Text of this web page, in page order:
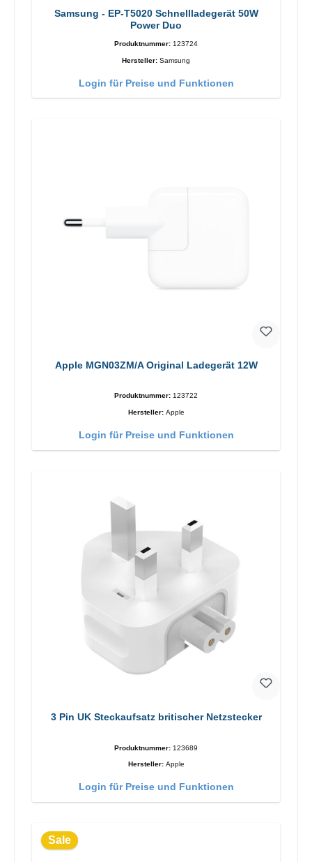
Samsung - EP-T5020 Schnellladegerät 50W
Power Duo
Produktnummer: 123724
Hersteller: Samsung
Login für Preise und Funktionen
Apple MGN03ZM/A Original Ladegerät 12W
Produktnummer: 123722
Hersteller: Apple
Login für Preise und Funktionen
3 Pin UK Steckaufsatz britischer Netzstecker
Produktnummer: 123689
Hersteller: Apple
Login für Preise und Funktionen
Sale